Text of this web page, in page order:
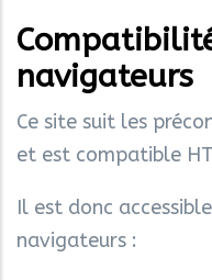
navigateurs
Ce site suit les
et est compatible
Il est donc
navigateurs :